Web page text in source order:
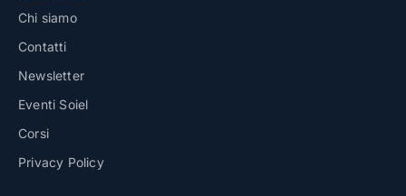
Chi siamo
Contatti
Newsletter
Eventi Soiel
Corsi
Privacy Policy